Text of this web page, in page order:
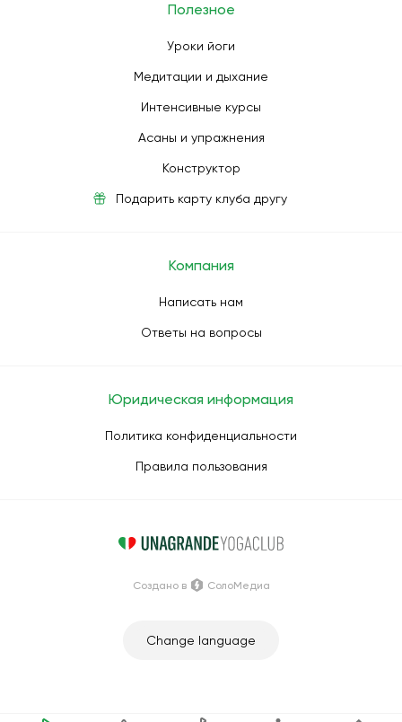
Полезное
Уроки йоги
Медитации и дыхание
Интенсивные курсы
Асаны и упражнения
Конструктор
Подарить карту клуба другу
Компания
Написать нам
Ответы на вопросы
Юридическая информация
Политика конфиденциальности
Правила пользования
Change language
Создано в СолоМедиа